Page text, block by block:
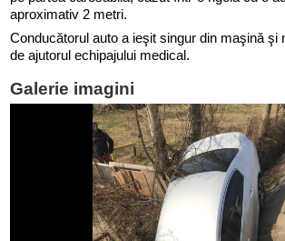
aproximativ 2 metri.
Conducătorul auto a ieşit singur din maşină şi
de ajutorul echipajului medical.
Galerie imagini